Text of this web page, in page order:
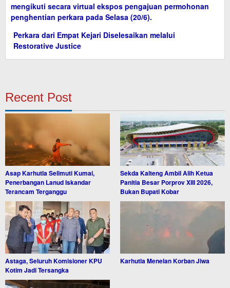
Perkara dari Empat Kejari Diselesaikan melalui
Restorative Justice
Recent Post
Asap Karhutla Selimuti Kumai,
Penerbangan Lanud Iskandar
Terancam Terganggu
Sekda Kalteng Ambil Alih Ketua
Panitia Besar Porprov XIII 2026,
Bukan Bupati Kobar
Astaga, Seluruh Komisioner KPU
Kotim Jadi Tersangka
Karhutla Menelan Korban Jiwa